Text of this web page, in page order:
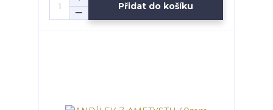
Přidat do košíku